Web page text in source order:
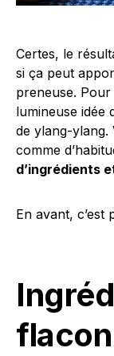
Certes, le
si ça peut
preneuse. Pour
lumineuse idée
de ylang-ylang.
comme
d’ingrédients
En avant,